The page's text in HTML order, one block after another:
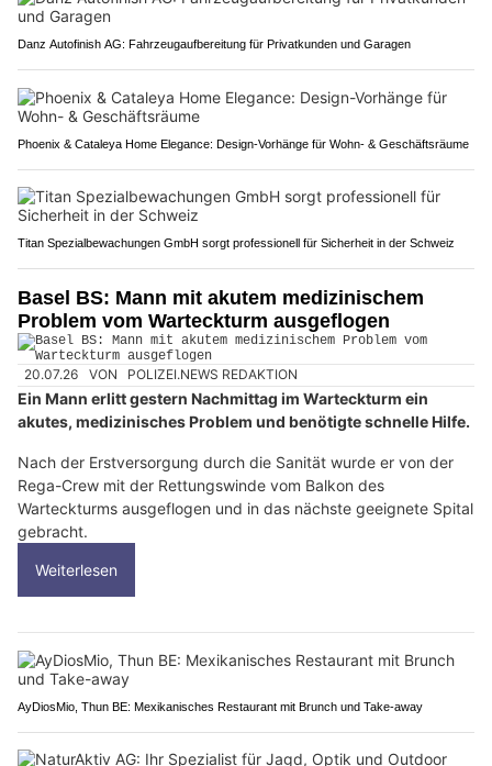
Danz Autofinish AG: Fahrzeugaufbereitung für Privatkunden und Garagen
Phoenix & Cataleya Home Elegance: Design-Vorhänge für Wohn- & Geschäftsräume
Titan Spezialbewachungen GmbH sorgt professionell für Sicherheit in der Schweiz
Basel BS: Mann mit akutem medizinischem
Problem vom Warteckturm ausgeflogen
20.07.26 VON POLIZEI.NEWS REDAKTION
Ein Mann erlitt gestern Nachmittag im Warteckturm ein
akutes, medizinisches Problem und benötigte schnelle Hilfe.
Nach der Erstversorgung durch die Sanität wurde er von der
Rega-Crew mit der Rettungswinde vom Balkon des
Warteckturms ausgeflogen und in das nächste geeignete Spital
gebracht.
Weiterlesen
AyDiosMio, Thun BE: Mexikanisches Restaurant mit Brunch und Take-away